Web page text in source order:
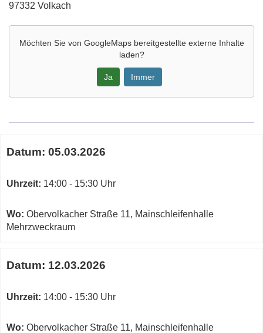
97332 Volkach
Möchten Sie von GoogleMapsbereitgestellte externe Inhalte
laden?
Ja Immer
Maps
von
in
Fenster
öffnen
zum
Kurs
Datum: 05.03.2026
Uhrzeit: 14:00 - 15:30 Uhr
Wo: Obervolkacher Straße 11, Mainschleifenhalle
Mehrzweckraum
Datum: 12.03.2026
Uhrzeit: 14:00 - 15:30 Uhr
Wo: Obervolkacher Straße 11, Mainschleifenhalle